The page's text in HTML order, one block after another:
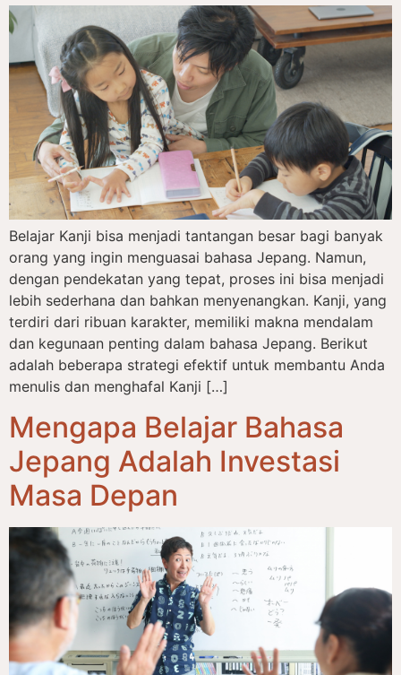
Belajar Kanji bisa menjadi tantangan besar bagi banyak
orang yang ingin menguasai bahasa Jepang. Namun,
dengan pendekatan yang tepat, proses ini bisa menjadi
lebih sederhana dan bahkan menyenangkan. Kanji, yang
terdiri dari ribuan karakter, memiliki makna mendalam
dan kegunaan penting dalam bahasa Jepang. Berikut
adalah beberapa strategi efektif untuk membantu Anda
menulis dan menghafal Kanji […]
Mengapa Belajar Bahasa
Jepang Adalah Investasi
Masa Depan